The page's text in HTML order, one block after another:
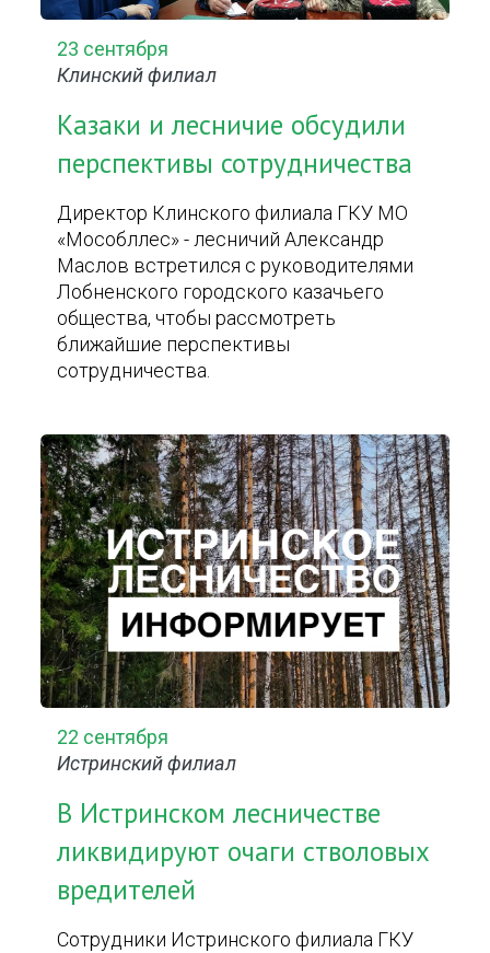
23 сентября
Клинский филиал
Казаки и лесничие обсудили
перспективы сотрудничества
Директор Клинского филиала ГКУ МО
«Мособллес» - лесничий Александр
Маслов встретился с руководителями
Лобненского городского казачьего
общества, чтобы рассмотреть
ближайшие перспективы
сотрудничества.
22 сентября
Истринский филиал
В Истринском лесничестве
ликвидируют очаги стволовых
вредителей
Сотрудники Истринского филиала ГКУ